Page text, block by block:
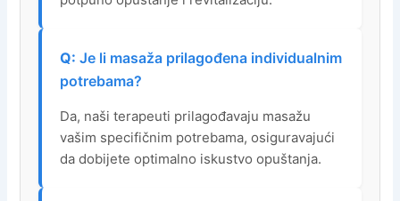
Je li masaža prilagođena individualnim
potrebama?
Da, naši terapeuti prilagođavaju masažu
vašim specifičnim potrebama, osiguravajući
da dobijete optimalno iskustvo opuštanja.